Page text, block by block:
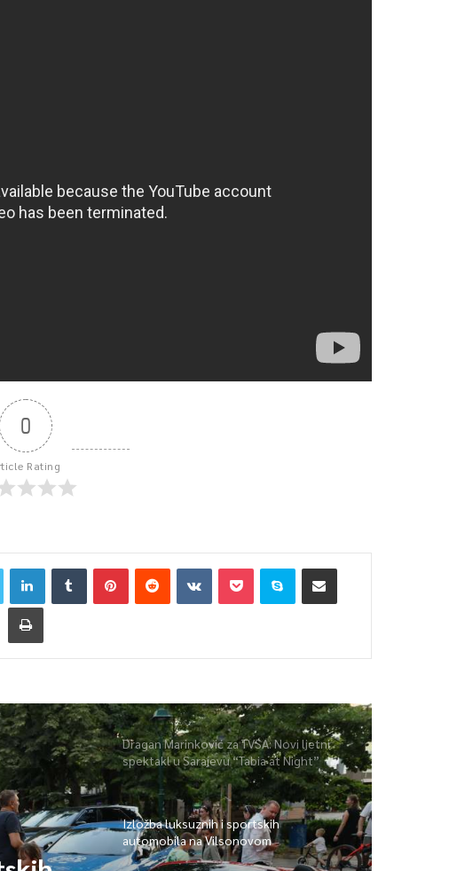
0
Rating
Dragan Marinković za TVSA: Novi ljetni
spektakl u Sarajevu “Tabia at Night”
Izložba luksuznih i sportskih
automobila na Vilsonovom